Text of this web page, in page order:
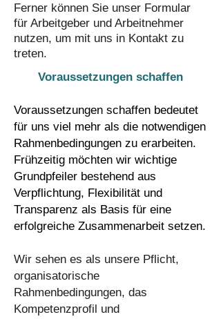
Ferner können Sie unser Formular
für Arbeitgeber und Arbeitnehmer
nutzen, um mit uns in Kontakt zu
treten.
Voraussetzungen schaffen
Voraussetzungen schaffen bedeutet
für uns viel mehr als die notwendigen
Rahmenbedingungen zu erarbeiten.
Frühzeitig möchten wir wichtige
Grundpfeiler bestehend aus
Verpflichtung, Flexibilität und
Transparenz als Basis für eine
erfolgreiche Zusammenarbeit setzen.
​Wir sehen es als unsere Pflicht,
organisatorische
Rahmenbedingungen, das
Kompetenzprofil und